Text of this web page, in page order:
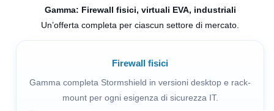
Gamma: Firewall fisici, virtuali EVA, industriali
Un’offerta completa per ciascun settore di mercato.
Firewall fisici
Gamma completa Stormshield in versioni desktop e rack-
mount per ogni esigenza di sicurezza IT.